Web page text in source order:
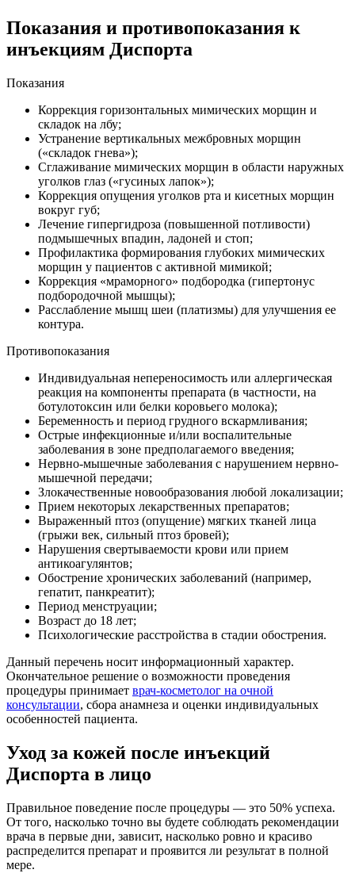
Показания и противопоказания к
инъекциям Диспорта
Показания
Коррекция горизонтальных мимических морщин и
складок на лбу;
Устранение вертикальных межбровных морщин
(«складок гнева»);
Сглаживание мимических морщин в области наружных
уголков глаз («гусиных лапок»);
Коррекция опущения уголков рта и кисетных морщин
вокруг губ;
Лечение гипергидроза (повышенной потливости)
подмышечных впадин, ладоней и стоп;
Профилактика формирования глубоких мимических
морщин у пациентов с активной мимикой;
Коррекция «мраморного» подбородка (гипертонус
подбородочной мышцы);
Расслабление мышц шеи (платизмы) для улучшения ее
контура.
Противопоказания
Индивидуальная непереносимость или аллергическая
реакция на компоненты препарата (в частности, на
ботулотоксин или белки коровьего молока);
Беременность и период грудного вскармливания;
Острые инфекционные и/или воспалительные
заболевания в зоне предполагаемого введения;
Нервно-мышечные заболевания с нарушением нервно-
мышечной передачи;
Злокачественные новообразования любой локализации;
Прием некоторых лекарственных препаратов;
Выраженный птоз (опущение) мягких тканей лица
(грыжи век, сильный птоз бровей);
Нарушения свертываемости крови или прием
антикоагулянтов;
Обострение хронических заболеваний (например,
гепатит, панкреатит);
Период менструации;
Возраст до 18 лет;
Психологические расстройства в стадии обострения.
Данный перечень носит информационный характер.
Окончательное решение о возможности проведения
процедуры принимает врач-косметолог на очной
консультации, сбора анамнеза и оценки индивидуальных
особенностей пациента.
Уход за кожей после инъекций
Диспорта в лицо
Правильное поведение после процедуры — это 50% успеха.
От того, насколько точно вы будете соблюдать рекомендации
врача в первые дни, зависит, насколько ровно и красиво
распределится препарат и проявится ли результат в полной
мере.